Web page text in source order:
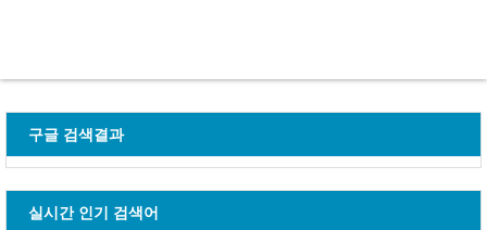
구글 검색결과
실시간 인기 검색어